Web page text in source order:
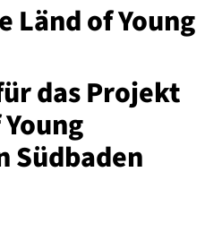
Länd of Young
das Projekt
Südbaden
PROJEKTE
TERMINE